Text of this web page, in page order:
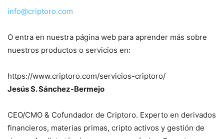
info@criptoro.com
O entra en nuestra página web para aprender más sobre
nuestros productos o servicios en:
https://www.criptoro.com/servicios-criptoro/
Jesús S. Sánchez-Bermejo
CEO/CMO & Cofundador de Criptoro. Experto en derivados
financieros, materias primas, cripto activos y gestión de